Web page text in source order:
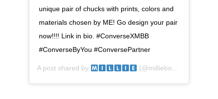
unique pair of chucks with prints, colors and
materials chosen by ME! Go design your pair
now!!!! Link in bio. #ConverseXMBB
#ConverseByYou #ConversePartner
A post shared by (@milliebobbybrown) on